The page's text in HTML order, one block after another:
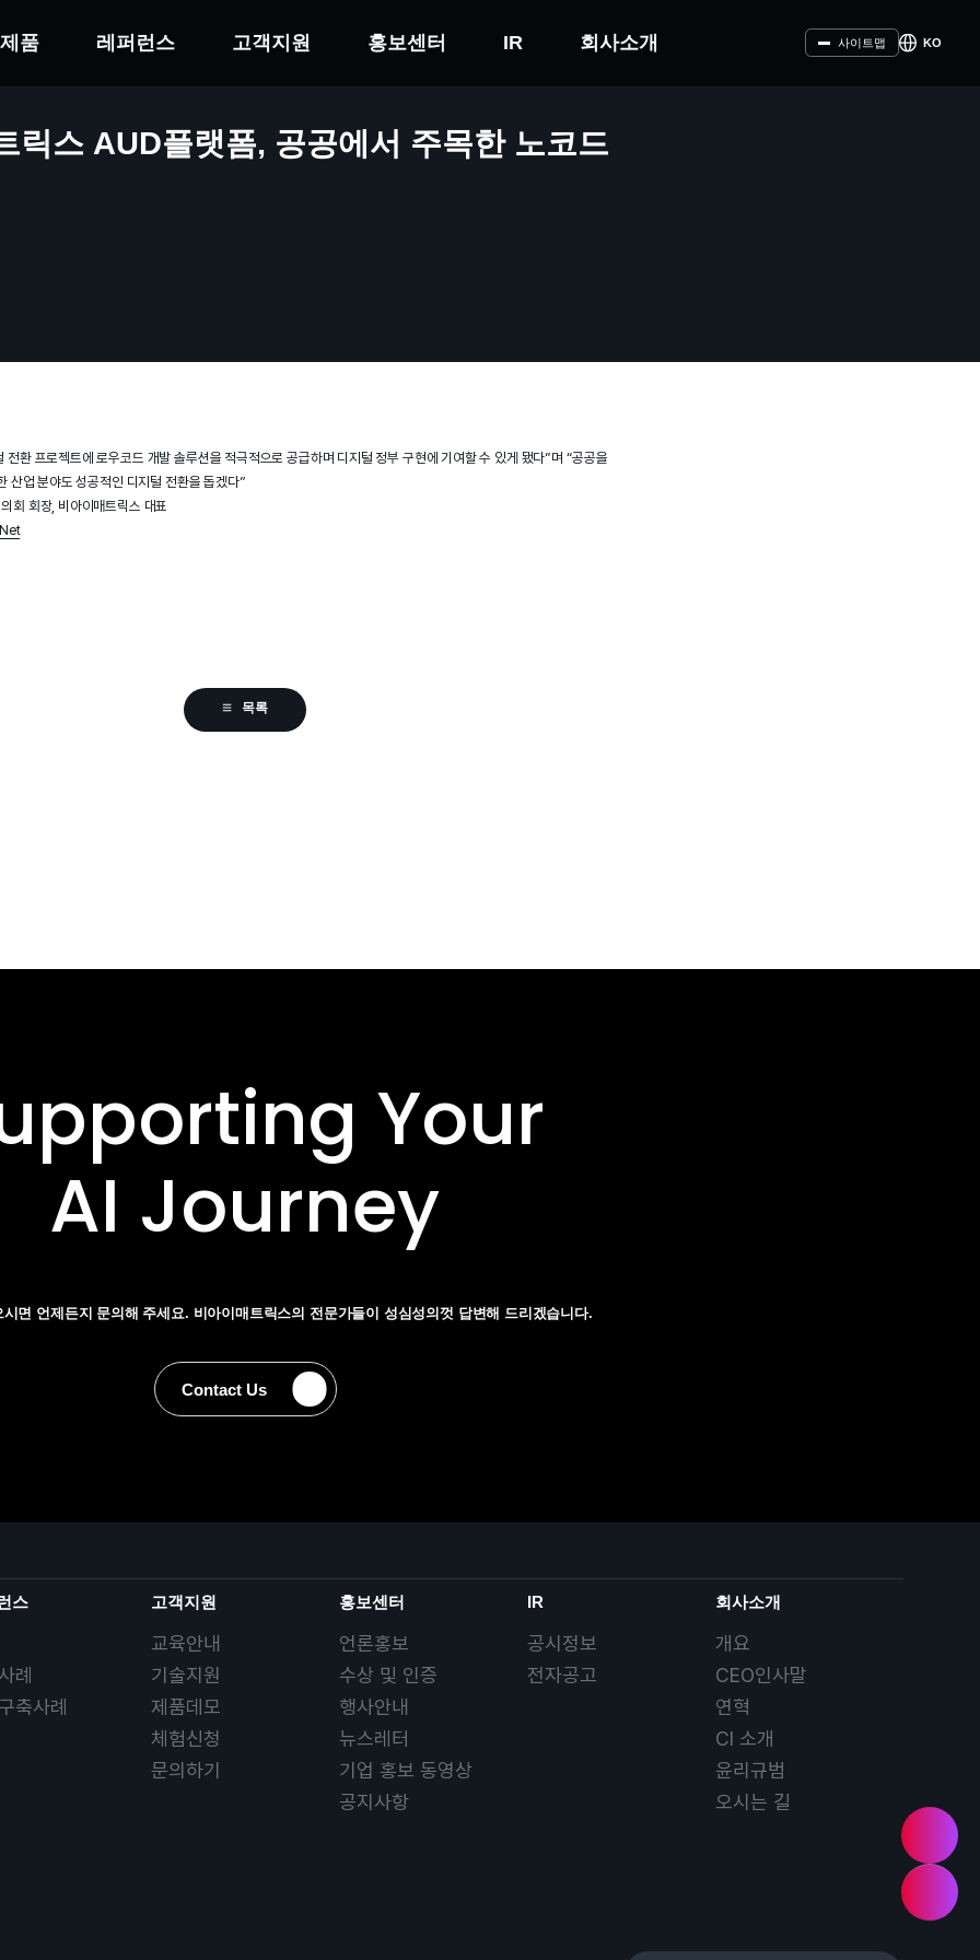
제품 레퍼런스 고객지원 홍보센터 IR 회사소개 사이트맵 KO
릭스 AUD플랫폼, 공공에서 주목한 노코드
전환 프로젝트에 로우코드 개발 솔루션을 적극적으로 공급하며 디지털 정부 구현에 기여할 수 있게 됐다”며 “공공을
산업 분야도 성공적인 디지털 전환을 돕겠다”
회 회장, 비아이매트릭스 대표
목록
Your
AI Journey
면 언제든지 문의해 주세요. 비아이매트릭스의 전문가들이 성심성의껏 답변해 드리겠습니다.
Contact Us
Contact Us
스
례
축사례
고객지원
교육안내
기술지원
제품데모
체험신청
문의하기
홍보센터
언론홍보
수상 및 인증
행사안내
뉴스레터
기업 홍보 동영상
공지사항
IR
공시정보
전자공고
회사소개
개요
CEO인사말
연혁
CI 소개
윤리규범
오시는 길